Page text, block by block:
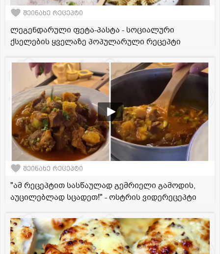
შეინახე რეცეპტი
ლეგენდარული ფეტა-პასტა - სოციალური
ქსელების ყველაზე პოპულარული რეცეპტი
შეინახე რეცეპტი
"ამ რეცეპტით სასწაულად გემრიელი გამოდის,
აუცილებლად სცადეთ!" - ოსტრის ვიდერეცეპტი